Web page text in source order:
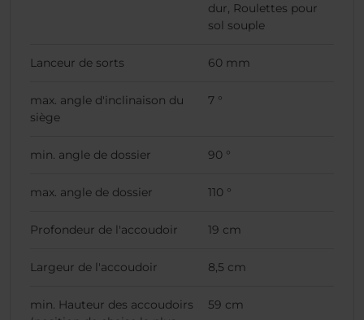
dur, Roulettes pour
sol souple
Lanceur de sorts 60 mm
max. angle d'inclinaison du
siège
7 °
min. angle de dossier 90 °
max. angle de dossier 110 °
Profondeur de l'accoudoir 19 cm
Largeur de l'accoudoir 8,5 cm
min. Hauteur des accoudoirs
59 cm